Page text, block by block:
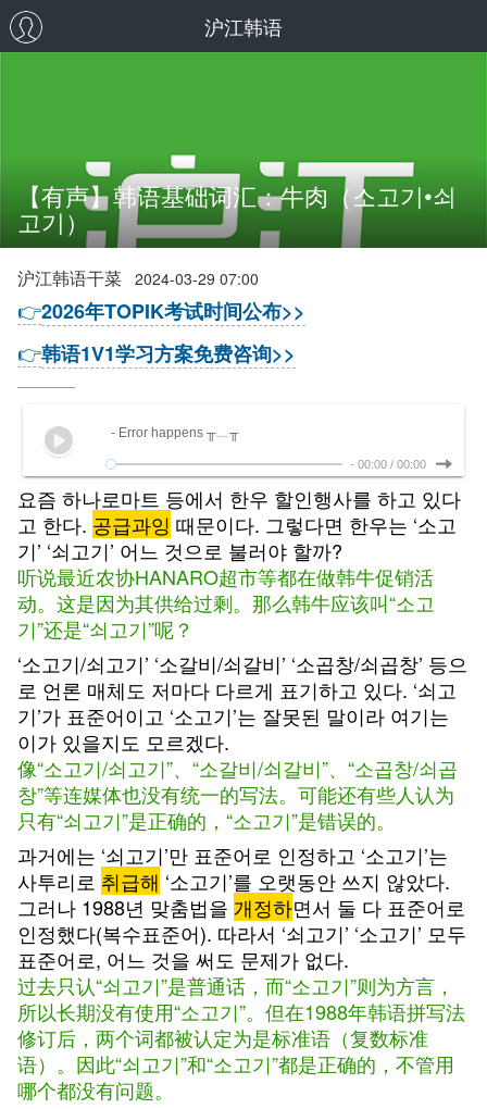
沪江韩语
【有声】韩语基础词汇：牛肉（소고기•쇠
고기）
沪江韩语干菜 2024-03-29 07:00
👉2026年TOPIK考试时间公布>>
👉韩语1V1学习方案免费咨询>>
- Error happens ╥﹏╥
- 00:00 / 00:00
요즘 하나로마트 등에서 한우 할인행사를 하고 있다
고 한다. 공급과잉 때문이다. 그렇다면 한우는 ‘소고
기’ ‘쇠고기’ 어느 것으로 불러야 할까?
听说最近农协HANARO超市等都在做韩牛促销活
动。这是因为其供给过剩。那么韩牛应该叫“소고
기”还是“쇠고기”呢？
‘소고기/쇠고기’ ‘소갈비/쇠갈비’ ‘소곱창/쇠곱창’ 등으
로 언론 매체도 저마다 다르게 표기하고 있다. ‘쇠고
기’가 표준어이고 ‘소고기’는 잘못된 말이라 여기는
이가 있을지도 모르겠다.
像“소고기/쇠고기”、“소갈비/쇠갈비”、“소곱창/쇠곱
창”等连媒体也没有统一的写法。可能还有些人认为
只有“쇠고기”是正确的，“소고기”是错误的。
과거에는 ‘쇠고기’만 표준어로 인정하고 ‘소고기’는
사투리로 취급해 ‘소고기’를 오랫동안 쓰지 않았다.
그러나 1988년 맞춤법을 개정하면서 둘 다 표준어로
인정했다(복수표준어). 따라서 ‘쇠고기’ ‘소고기’ 모두
표준어로, 어느 것을 써도 문제가 없다.
过去只认“쇠고기”是普通话，而“소고기”则为方言，
所以长期没有使用“소고기”。但在1988年韩语拼写法
修订后，两个词都被认定为是标准语（复数标准
语）。因此“쇠고기”和“소고기”都是正确的，不管用
哪个都没有问题。